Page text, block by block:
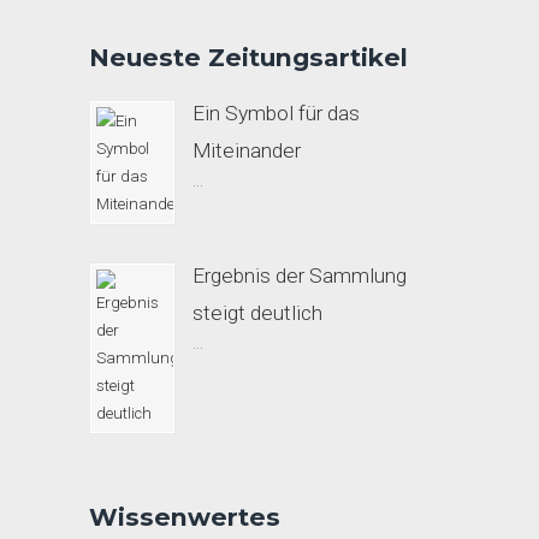
Neueste Zeitungsartikel
Ein Symbol für das
Miteinander
...
Ergebnis der Sammlung
steigt deutlich
...
Wissenwertes